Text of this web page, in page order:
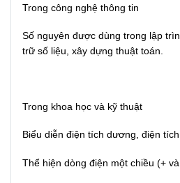
Trong công nghệ thông tin
Số nguyên được dùng trong lập
trữ số liệu, xây dựng thuật toán.
Trong khoa học và kỹ thuật
Biểu diễn điện tích dương, điện
Thể hiện dòng điện một chiều (+ và